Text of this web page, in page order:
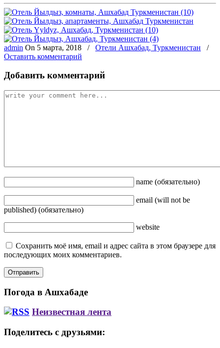
admin On 5 марта, 2018 / Отели Ашхабад, Туркменистан
/
Оставить комментарий
Добавить комментарий
name (обязательно)
email (will not be
published) (обязательно)
website
Сохранить моё имя, email и адрес сайта в этом браузере для
последующих моих комментариев.
Погода в Ашхабаде
Неизвестная лента
Поделитесь с друзьями: